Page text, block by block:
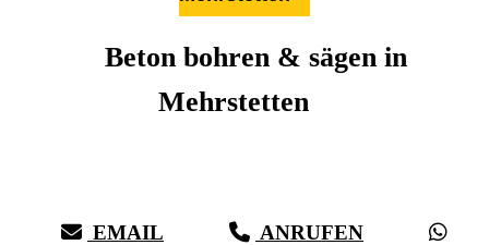
Beton bohren & sägen in
Mehrstetten
EMAIL ANRUFEN